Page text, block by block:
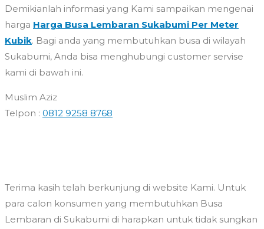
Demikianlah informasi yang Kami sampaikan mengenai
harga Harga Busa Lembaran Sukabumi Per Meter
Kubik. Bagi anda yang membutuhkan busa di wilayah
Sukabumi, Anda bisa menghubungi customer servise
kami di bawah ini.
Muslim Aziz
Telpon : 0812 9258 8768
Terima kasih telah berkunjung di website Kami. Untuk
para calon konsumen yang membutuhkan Busa
Lembaran di Sukabumi di harapkan untuk tidak sungkan